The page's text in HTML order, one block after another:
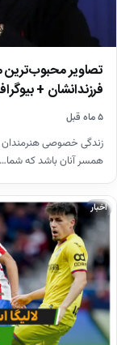
تصاویر محبوب‌ترین
فرزندانشان +
۵ ماه قبل
زندگی خصوصی
همسر آنان باشد که شما…
اخبار